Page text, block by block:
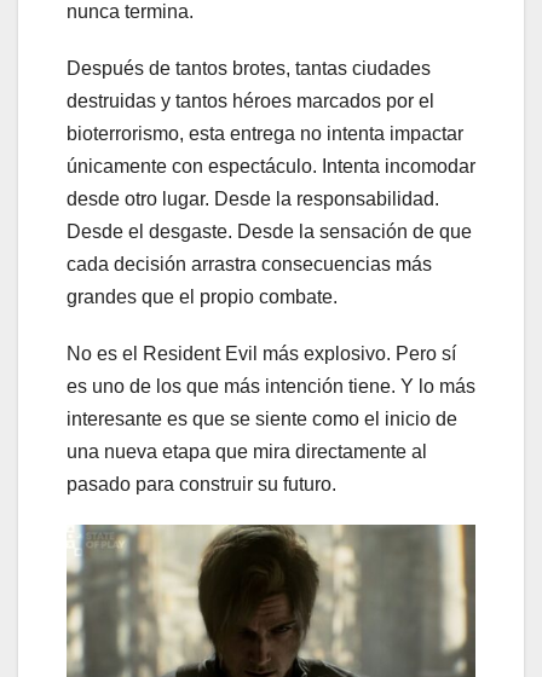
nunca termina.
Después de tantos brotes, tantas ciudades
destruidas y tantos héroes marcados por el
bioterrorismo, esta entrega no intenta impactar
únicamente con espectáculo. Intenta incomodar
desde otro lugar. Desde la responsabilidad.
Desde el desgaste. Desde la sensación de que
cada decisión arrastra consecuencias más
grandes que el propio combate.
No es el Resident Evil más explosivo. Pero sí
es uno de los que más intención tiene. Y lo más
interesante es que se siente como el inicio de
una nueva etapa que mira directamente al
pasado para construir su futuro.